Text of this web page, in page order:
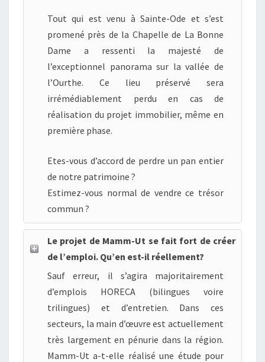
Tout qui est venu à Sainte-Ode et s’est
promené près de la Chapelle de La Bonne
Dame a ressenti la majesté de
l’exceptionnel panorama sur la vallée de
l’Ourthe. Ce lieu préservé sera
irrémédiablement perdu en cas de
réalisation du projet immobilier, même en
première phase.
Etes-vous d’accord de perdre un pan entier
de notre patrimoine ?
Estimez-vous normal de vendre ce trésor
commun ?
Le projet de Mamm-Ut se fait fort de créer
de l’emploi. Qu’en est-il réellement?
Sauf erreur, il s’agira majoritairement
d’emplois HORECA (bilingues voire
trilingues) et d’entretien. Dans ces
secteurs, la main d’œuvre est actuellement
très largement en pénurie dans la région.
Mamm-Ut a-t-elle réalisé une étude pour